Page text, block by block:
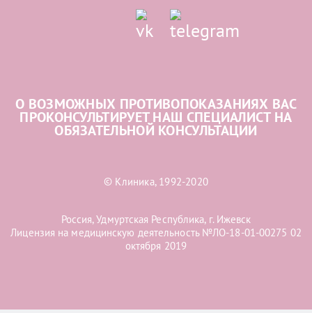
О ВОЗМОЖНЫХ ПРОТИВОПОКАЗАНИЯХ ВАС
ПРОКОНСУЛЬТИРУЕТ НАШ СПЕЦИАЛИСТ НА
ОБЯЗАТЕЛЬНОЙ КОНСУЛЬТАЦИИ
© Клиника, 1992-2020
Россия, Удмуртская Республика, г. Ижевск
Лицензия на медицинскую деятельность №ЛО-18-01-00275 02
октября 2019